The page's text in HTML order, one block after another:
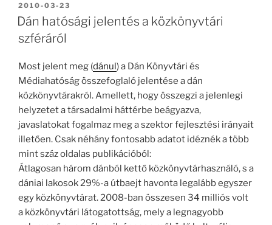
BEKÜLDVE:
2010-03-23
Dán hatósági jelentés a közkönyvtári
szféráról
Most jelent meg (dánul) a Dán Könyvtári és
Médiahatóság összefoglaló jelentése a dán
közkönyvtárakról. Amellett, hogy összegzi a jelenlegi
helyzetet a társadalmi háttérbe beágyazva,
javaslatokat fogalmaz meg a szektor fejlesztési irányait
illetően. Csak néhány fontosabb adatot idéznék a több
mint száz oldalas publikációból:
Átlagosan három dánból kettő közkönyvtárhasználó, s a
dániai lakosok 29%-a útbaejt havonta legalább egyszer
egy közkönyvtárat. 2008-ban összesen 34 milliós volt
a közkönyvtári látogatottság, mely a legnagyobb